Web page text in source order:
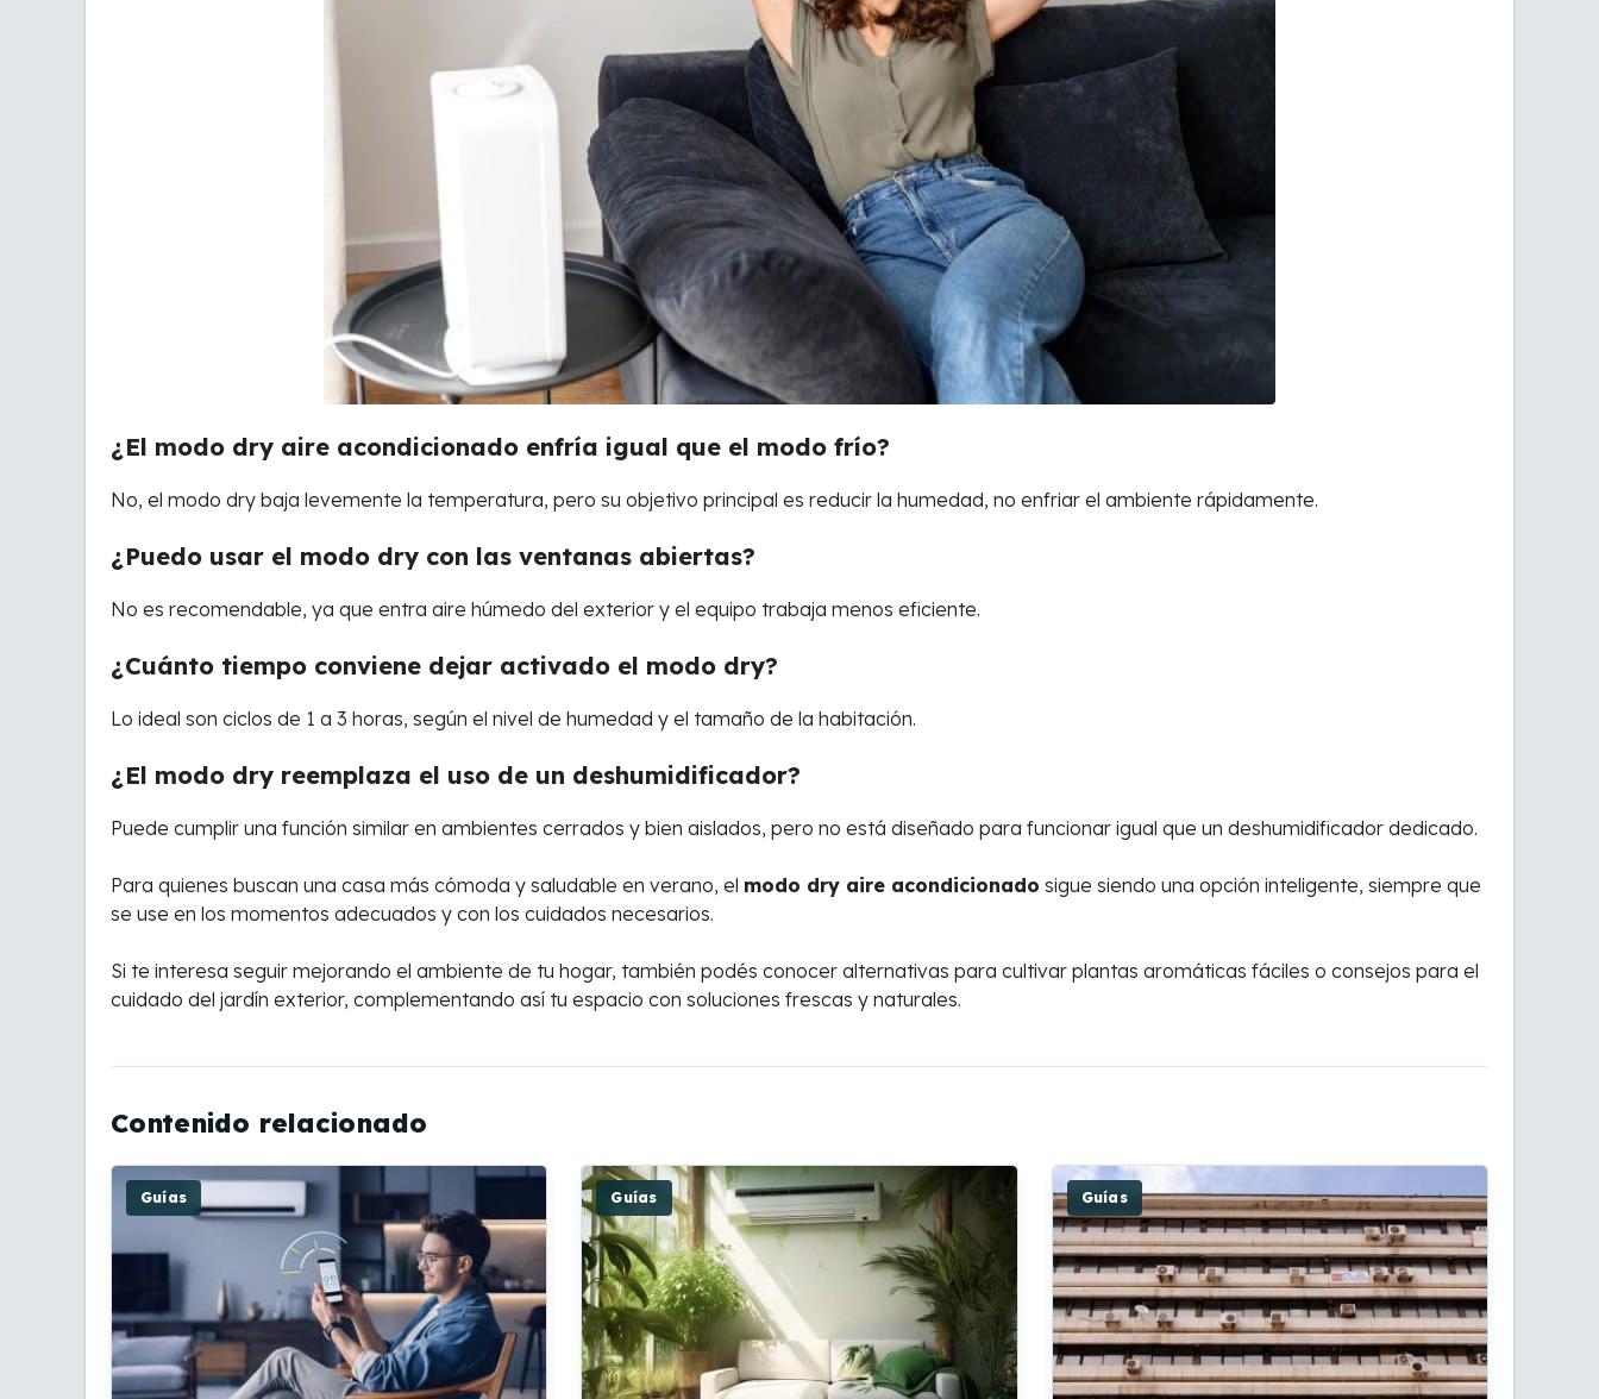
¿El modo dry aire acondicionado enfría igual que el modo frío?
No, el modo dry baja levemente la temperatura, pero su objetivo principal es reducir la humedad, no enfriar el ambiente rápidamente.
¿Puedo usar el modo dry con las ventanas abiertas?
No es recomendable, ya que entra aire húmedo del exterior y el equipo trabaja menos eficiente.
¿Cuánto tiempo conviene dejar activado el modo dry?
Lo ideal son ciclos de 1 a 3 horas, según el nivel de humedad y el tamaño de la habitación.
¿El modo dry reemplaza el uso de un deshumidificador?
Puede cumplir una función similar en ambientes cerrados y bien aislados, pero no está diseñado para funcionar igual que un deshumidificador dedicado.
Para quienes buscan una casa más cómoda y saludable en verano, el modo dry aire acondicionado sigue siendo una opción inteligente, siempre que
se use en los momentos adecuados y con los cuidados necesarios.
Si te interesa seguir mejorando el ambiente de tu hogar, también podés conocer alternativas para cultivar plantas aromáticas fáciles o consejos para el
cuidado del jardín exterior, complementando así tu espacio con soluciones frescas y naturales.
Contenido relacionado
Guías Guías Guías